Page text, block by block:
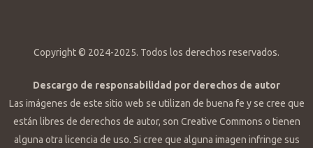
Copyright © 2024-2025. Todos los derechos reservados.
Descargo de responsabilidad por derechos de autor
Las imágenes de este sitio web se utilizan de buena fe y se cree que
están libres de derechos de autor, son Creative Commons o tienen
alguna otra licencia de uso. Si cree que alguna imagen infringe sus